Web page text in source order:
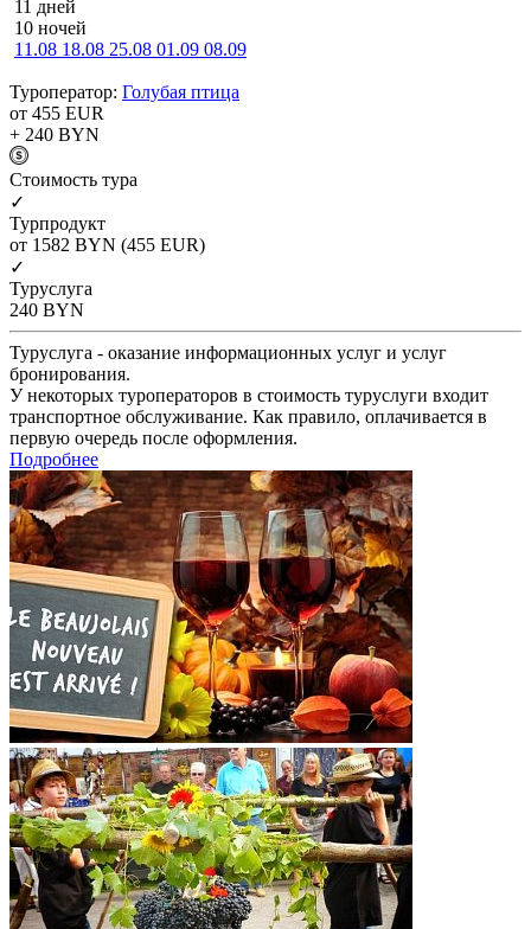
11 дней
10 ночей
11.08 18.08 25.08 01.09 08.09
Туроператор: Голубая птица
от 455 EUR
+ 240 BYN
Cтоимость тура
✓
Турпродукт
от 1582 BYN (455 EUR)
✓
Туруслуга
240 BYN
Туруслуга - оказание информационных услуг и услуг
бронирования.
У некоторых туроператоров в стоимость туруслуги входит
транспортное обслуживание. Как правило, оплачивается в
первую очередь после оформления.
Подробнее